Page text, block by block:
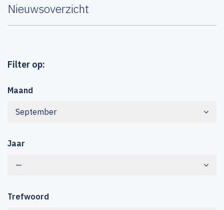
Nieuwsoverzicht
Filter op:
Maand
September
Jaar
—
Trefwoord